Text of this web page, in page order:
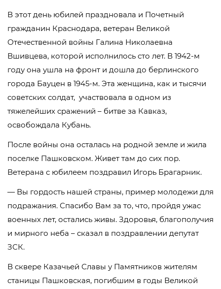
В этот день юбилей праздновала и Почетный
гражданин Краснодара, ветеран Великой
Отечественной войны Галина Николаевна
Вшивцева, которой исполнилось сто лет. В 1942-м
году она ушла на фронт и дошла до берлинского
города Бауцен в 1945-м. Эта женщина, как и тысячи
советских солдат, участвовала в одном из
тяжелейших сражений – битве за Кавказ,
освобождала Кубань.
После войны она осталась на родной земле и жила
поселке Пашковском. Живет там до сих пор.
Ветерана с юбилеем поздравил Игорь Брагарник.
— Вы гордость нашей страны, пример молодежи для
подражания. Спасибо Вам за то, что, пройдя ужас
военных лет, остались живы. Здоровья, благополучия
и мирного неба – сказал в поздравлении депутат
ЗСК.
В сквере Казачьей Славы у Памятников жителям
станицы Пашковская, погибшим в годы Великой